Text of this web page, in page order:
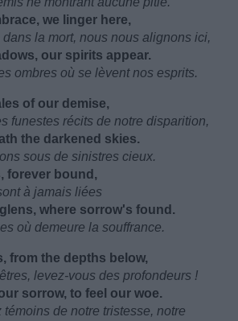
we linger here,
la mort, nous nous alignons ici,
our spirits appear.
ombres où se lèvent nos esprits.
of our demise,
funestes récits de notre disparition,
the darkened skies.
sous de sinistres cieux.
forever bound,
à jamais liées
where sorrow's found.
où demeure la souffrance.
from the depths below,
levez-vous des profondeurs !
sorrow, to feel our woe.
de notre tristesse, notre